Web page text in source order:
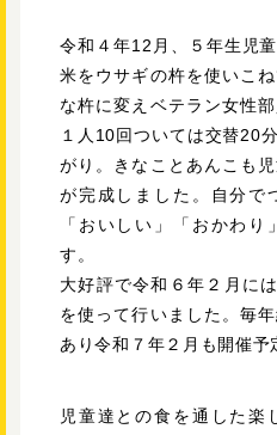
令和４年12月、５年生児
米をウサギの杵を使いこ
な杵に変えベテラン女性
１人10回ついては交替20
がり。きなことあんこも
が完成しました。自分で
「おいしい」「おかわ
す。
大好評で令和６年２月に
を使って行いました。毎
あり令和７年２月も開催予
児童達との食を通した楽